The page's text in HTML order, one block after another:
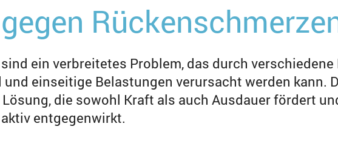
ein verbreitetes Problem, das durch verschiedene
einseitige Belastungen verursacht werden kann.
die sowohl Kraft als auch Ausdauer fördert
entgegenwirkt.